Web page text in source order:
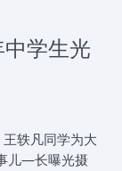
学生光
轶凡同学为大
儿—长曝光摄